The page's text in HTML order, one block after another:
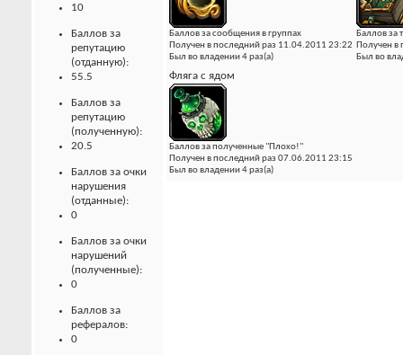
10
Баллов за
репутацию
(отданную):
55.5
Баллов за
репутацию
(полученную):
20.5
Баллов за очки
нарушения
(отданные):
0
Баллов за очки
нарушений
(полученные):
0
Баллов за
рефералов:
0
Баллов за сообщения в группах
Получен в последний раз 11.04.2011 23:22
Был во владении 4 раз(а)
Баллов за
Получен в
Был во
Фляга с ядом
Баллов за полученные "Плохо!"
Получен в последний раз 07.06.2011 23:15
Был во владении 4 раз(а)